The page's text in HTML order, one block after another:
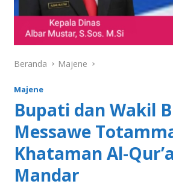
Beranda Majene
Majene
Bupati dan Wakil
Messawe
Khataman Al-
Mandar